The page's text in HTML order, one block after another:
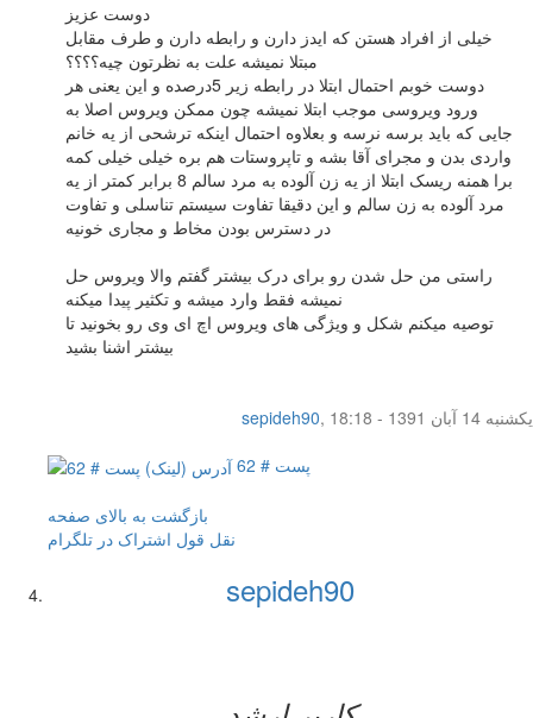
دوست عزیز
خیلی از افراد هستن که ایدز دارن و رابطه دارن و طرف مقابل
مبتلا نمیشه علت به نظرتون چیه؟؟؟؟
دوست خوبم احتمال ابتلا در رابطه زیر 5درصده و این یعنی هر
ورود ویروسی موجب ابتلا نمیشه چون ممکن ویروس اصلا به
جایی که باید برسه نرسه و بعلاوه احتمال اینکه ترشحی از یه خانم
واردی بدن و مجرای آقا بشه و تاپروستات هم بره خیلی خیلی کمه
برا همنه ریسک ابتلا از یه زن آلوده به مرد سالم 8 برابر کمتر از یه
مرد آلوده به زن سالم و این دقیقا تفاوت سیستم تناسلی و تفاوت
در دسترس بودن مخاط و مجاری خونیه
راستی من حل شدن رو برای درک بیشتر گفتم والا ویروس حل
نمیشه فقط وارد میشه و تکثیر پیدا میکنه
توصیه میکنم شکل و ویژگی های ویروس اچ ای وی رو بخونید تا
بیشتر اشنا بشید
sepideh90,
یکشنبه 14 آبان 1391 - 18:18
پست # 62
بازگشت به بالای صفحه
نقل قول اشتراک در تلگرام
sepideh90